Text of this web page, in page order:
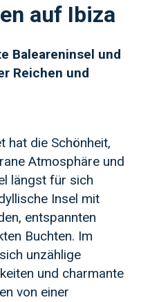
auf Ibiza
Baleareninsel und
Reichen und
hat die Schönheit,
Atmosphäre und
längst für sich
Insel mit
entspannten
Buchten. Im
unzählige
und charmante
von einer